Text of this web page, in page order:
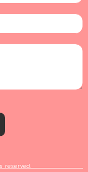
reserved.